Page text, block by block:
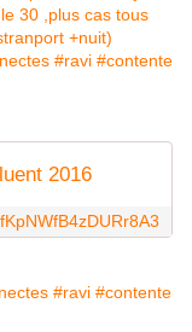
2016
#ravi #contente